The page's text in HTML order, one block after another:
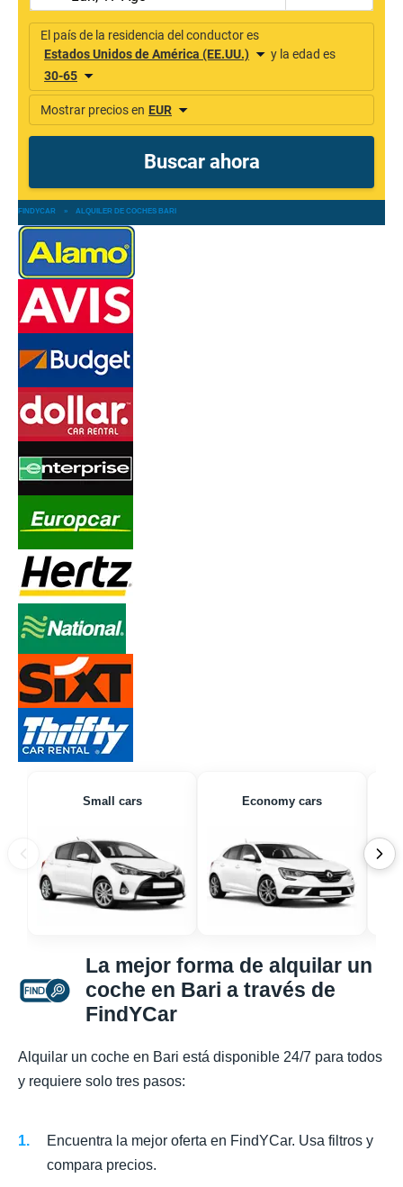
FINDYCAR » ALQUILER DE COCHES BARI
Small cars Economy cars
La mejor forma de alquilar un
coche en Bari a través de
FindYCar
Alquilar un coche en Bari está disponible 24/7 para todos
y requiere solo tres pasos:
Encuentra la mejor oferta en FindYCar. Usa filtros y
compara precios.